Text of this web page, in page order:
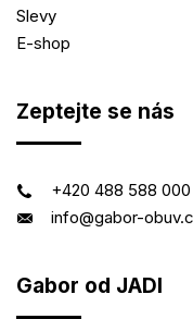
Slevy
E-shop
Zeptejte se nás
+420 488 588 000
info@gabor-
Gabor od JADI